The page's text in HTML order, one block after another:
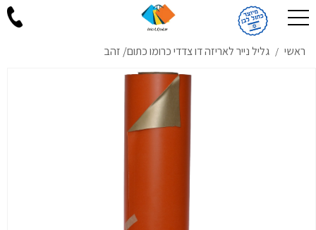
ראשי / גליל נייר לאריזה דו צדדי כרומו כתום/ זהב